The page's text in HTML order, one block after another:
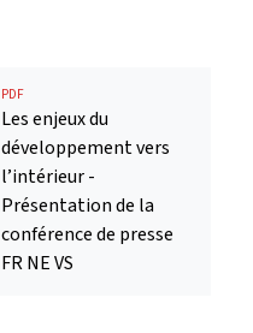
PDF
Les enjeux du
développement vers
l’intérieur -
Présentation de la
conférence de presse
FR NE VS